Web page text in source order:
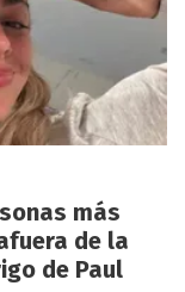
más
de la
de Paul